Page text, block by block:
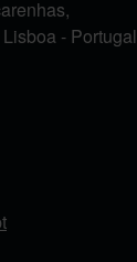
- Portugal